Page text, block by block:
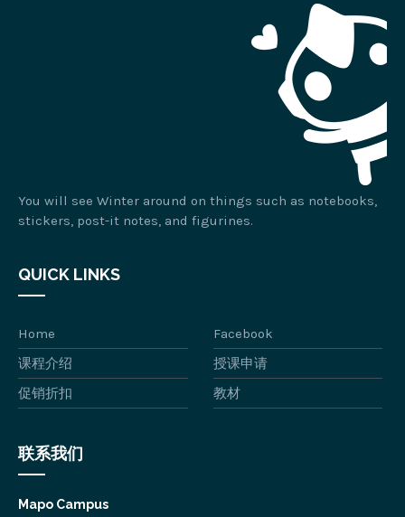
You will see Winter around on things such as notebooks,
stickers, post-it notes, and figurines.
QUICK LINKS
Home
Facebook
课程介绍
授课申请
促销折扣
教材
联系我们
Mapo Campus